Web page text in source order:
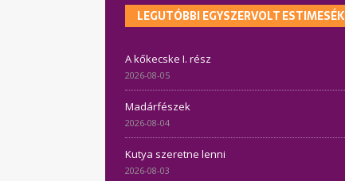
LEGUTÓBBI EGYSZERVOLT ESTIMESÉK
A kőkecske I. rész
2026-08-05
Madárfészek
2026-08-04
Kutya szeretne lenni
2026-08-03